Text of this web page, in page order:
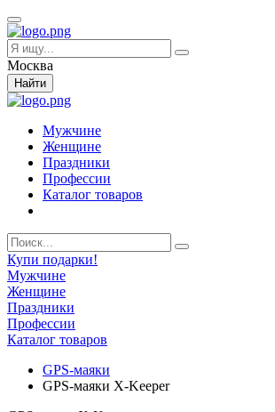
Москва
Найти
Мужчине
Женщине
Праздники
Профессии
Каталог товаров
Купи подарки!
Мужчине
Женщине
Праздники
Профессии
Каталог товаров
GPS-маяки
GPS-маяки X-Keeper